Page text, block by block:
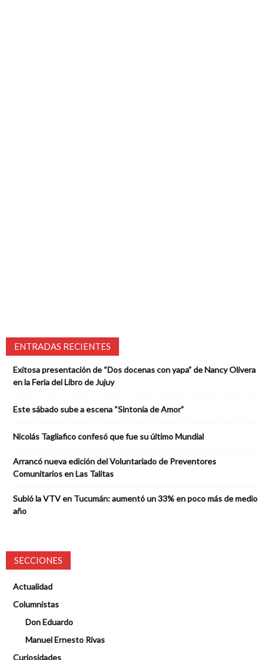
ENTRADAS RECIENTES
Exitosa presentación de “Dos docenas con yapa” de Nancy Olivera
en la Feria del Libro de Jujuy
Este sábado sube a escena “Sintonía de Amor”
Nicolás Tagliafico confesó que fue su último Mundial
Arrancó nueva edición del Voluntariado de Preventores
Comunitarios en Las Talitas
Subió la VTV en Tucumán: aumentó un 33% en poco más de medio
año
SECCIONES
Actualidad
Columnistas
Don Eduardo
Manuel Ernesto Rivas
Curiosidades